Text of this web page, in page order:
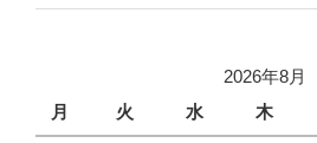
2026年8月
月
火 水 木